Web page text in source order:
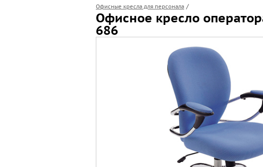
Офисные кресла для персонала /
Офисное кресло
686